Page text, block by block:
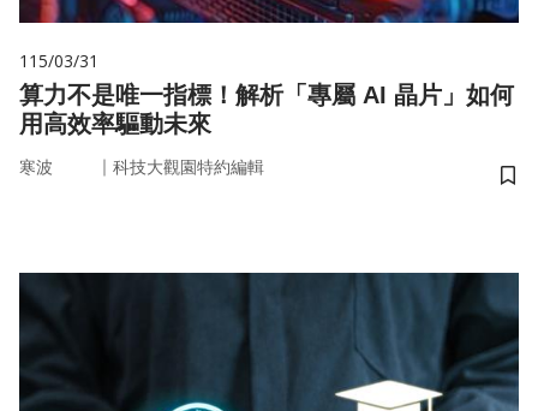
115/03/31
算力不是唯一指標！解析「專屬 AI 晶片」如何
用高效率驅動未來
寒波 ｜ 科技大觀園特約編輯
儲